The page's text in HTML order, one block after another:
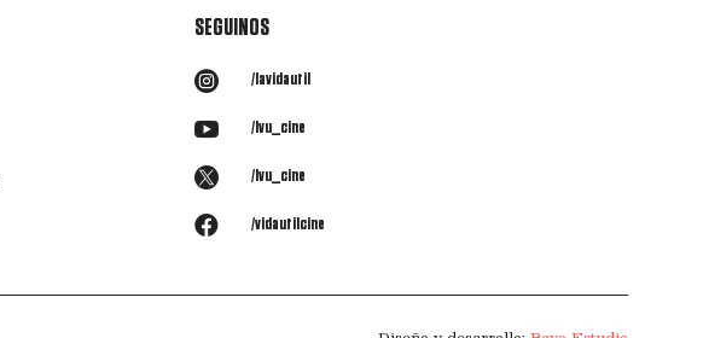
SEGUINOS
 /lavidautil
 /lvu_cine
 /lvu_cine
 /vidautilcine